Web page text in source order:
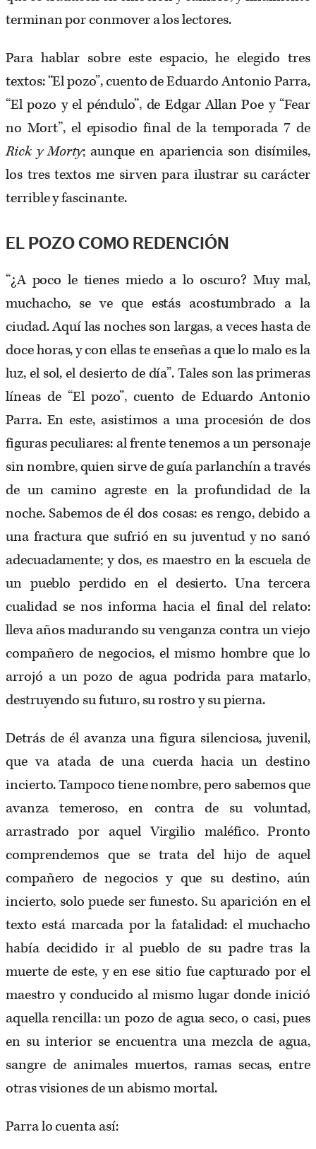
terminan por conmover a los lectores.
Para hablar sobre este espacio, he elegido tres
textos: “El pozo”, cuento de Eduardo Antonio Parra,
“El pozo y el péndulo”, de Edgar Allan Poe y “Fear
no Mort”, el episodio final de la temporada 7 de
Rick y Morty; aunque en apariencia son disímiles,
los tres textos me sirven para ilustrar su carácter
terrible y fascinante.
EL POZO COMO REDENCIÓN
“¿A poco le tienes miedo a lo oscuro? Muy mal,
muchacho, se ve que estás acostumbrado a la
ciudad. Aquí las noches son largas, a veces hasta de
doce horas, y con ellas te enseñas a que lo malo es la
luz, el sol, el desierto de día”. Tales son las primeras
líneas de “El pozo”, cuento de Eduardo Antonio
Parra. En este, asistimos a una procesión de dos
figuras peculiares: al frente tenemos a un personaje
sin nombre, quien sirve de guía parlanchín a través
de un camino agreste en la profundidad de la
noche. Sabemos de él dos cosas: es rengo, debido a
una fractura que sufrió en su juventud y no sanó
adecuadamente; y dos, es maestro en la escuela de
un pueblo perdido en el desierto. Una tercera
cualidad se nos informa hacia el final del relato:
lleva años madurando su venganza contra un viejo
compañero de negocios, el mismo hombre que lo
arrojó a un pozo de agua podrida para matarlo,
destruyendo su futuro, su rostro y su pierna.
Detrás de él avanza una figura silenciosa, juvenil,
que va atada de una cuerda hacia un destino
incierto. Tampoco tiene nombre, pero sabemos que
avanza temeroso, en contra de su voluntad,
arrastrado por aquel Virgilio maléfico. Pronto
comprendemos que se trata del hijo de aquel
compañero de negocios y que su destino, aún
incierto, solo puede ser funesto. Su aparición en el
texto está marcada por la fatalidad: el muchacho
había decidido ir al pueblo de su padre tras la
muerte de este, y en ese sitio fue capturado por el
maestro y conducido al mismo lugar donde inició
aquella rencilla: un pozo de agua seco, o casi, pues
en su interior se encuentra una mezcla de agua,
sangre de animales muertos, ramas secas, entre
otras visiones de un abismo mortal.
Parra lo cuenta así: